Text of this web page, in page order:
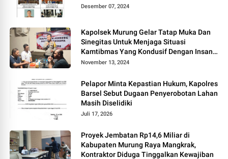
Desember 07, 2024
Kapolsek Murung Gelar Tatap Muka Dan
Sinegitas Untuk Menjaga Situasi
Kamtibmas Yang Kondusif Dengan Insan
Pers
November 13, 2024
Pelapor Minta Kepastian Hukum, Kapolres
Barsel Sebut Dugaan Penyerobotan Lahan
Masih Diselidiki
Juli 17, 2026
Proyek Jembatan Rp14,6 Miliar di
Kabupaten Murung Raya Mangkrak,
Kontraktor Diduga Tinggalkan Kewajiban